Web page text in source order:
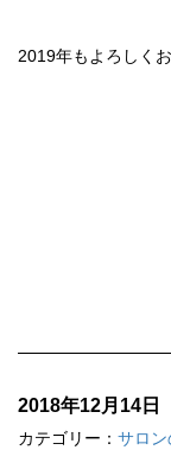
2019年もよろしく
2018年12月14日
カテゴリー： サロン